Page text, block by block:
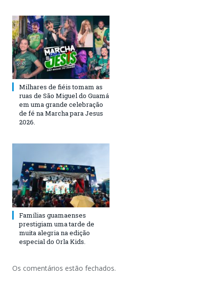
Milhares de fiéis tomam as
ruas de São Miguel do Guamá
em uma grande celebração
de fé na Marcha para Jesus
2026.
Famílias guamaenses
prestigiam uma tarde de
muita alegria na edição
especial do Orla Kids.
Os comentários estão fechados.